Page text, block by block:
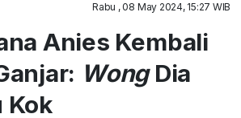
Rabu , 08 May 2024, 15:27 WIB
Anies Kembali
WongDia
Kok